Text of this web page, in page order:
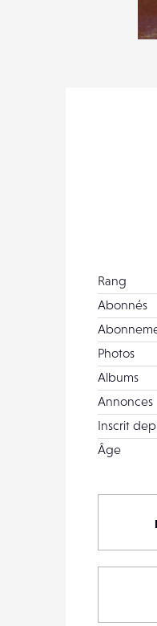
Rang
Abonnés
Photos
Albums
Annonces
Inscrit
Âge